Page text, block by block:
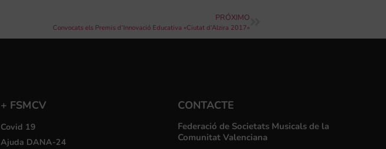
PRÓXIMO
Convocats els Premis d’Innovació Educativa «Ciutat d’Alzira 2017»
+ FSMCV
Covid 19
Ajuda DANA-24
CONTACTE
Federació de Societats Musicals de la
Comunitat Valenciana